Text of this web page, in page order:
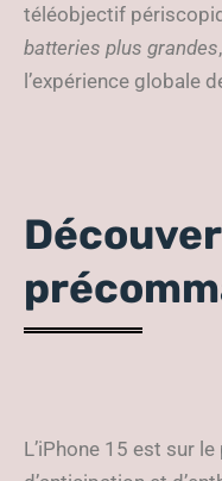
téléobjectif
batteries plus grandes
l’expérience globale
L’iPhone 15 est sur